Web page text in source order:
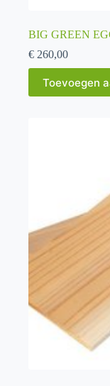
BIG GREEN
€ 260,00
Toevoegen